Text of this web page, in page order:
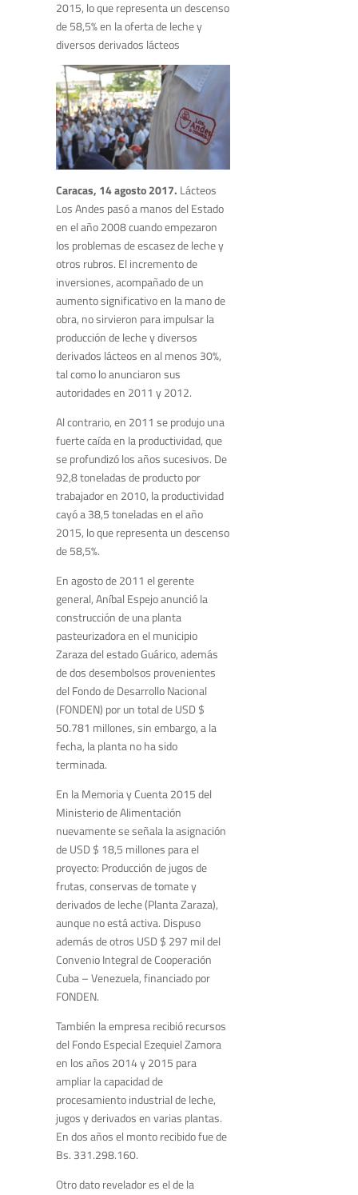
2015, lo que representa un descenso
de 58,5% en la oferta de leche y
diversos derivados lácteos
Caracas, 14 agosto 2017. Lácteos
Los Andes pasó a manos del Estado
en el año 2008 cuando empezaron
los problemas de escasez de leche y
otros rubros. El incremento de
inversiones, acompañado de un
aumento significativo en la mano de
obra, no sirvieron para impulsar la
producción de leche y diversos
derivados lácteos en al menos 30%,
tal como lo anunciaron sus
autoridades en 2011 y 2012.
Al contrario, en 2011 se produjo una
fuerte caída en la productividad, que
se profundizó los años sucesivos. De
92,8 toneladas de producto por
trabajador en 2010, la productividad
cayó a 38,5 toneladas en el año
2015, lo que representa un descenso
de 58,5%.
En agosto de 2011 el gerente
general, Aníbal Espejo anunció la
construcción de una planta
pasteurizadora en el municipio
Zaraza del estado Guárico, además
de dos desembolsos provenientes
del Fondo de Desarrollo Nacional
(FONDEN) por un total de USD $
50.781 millones, sin embargo, a la
fecha, la planta no ha sido
terminada.
En la Memoria y Cuenta 2015 del
Ministerio de Alimentación
nuevamente se señala la asignación
de USD $ 18,5 millones para el
proyecto: Producción de jugos de
frutas, conservas de tomate y
derivados de leche (Planta Zaraza),
aunque no está activa. Dispuso
además de otros USD $ 297 mil del
Convenio Integral de Cooperación
Cuba – Venezuela, financiado por
FONDEN.
También la empresa recibió recursos
del Fondo Especial Ezequiel Zamora
en los años 2014 y 2015 para
ampliar la capacidad de
procesamiento industrial de leche,
jugos y derivados en varias plantas.
En dos años el monto recibido fue de
Bs. 331.298.160.
Otro dato revelador es el de la